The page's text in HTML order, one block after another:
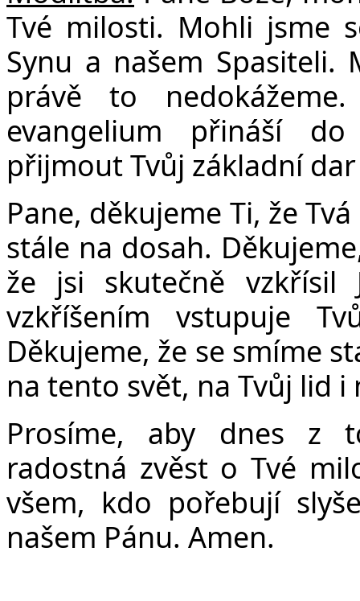
Tvé milosti. Mohli jsme
Synu a našem
právě to
evangelium přináší
přijmout Tvůj základní
Pane, děkujeme Ti, že
stále na dosah.
že jsi skutečně vzkřísil
vzkříšením vstupuje
Děkujeme, že se smíme
na tento svět, na Tvůj lid i
Prosíme, aby dnes z
radostná zvěst o Tvé
všem, kdo pořebují
našem Pánu. Amen.